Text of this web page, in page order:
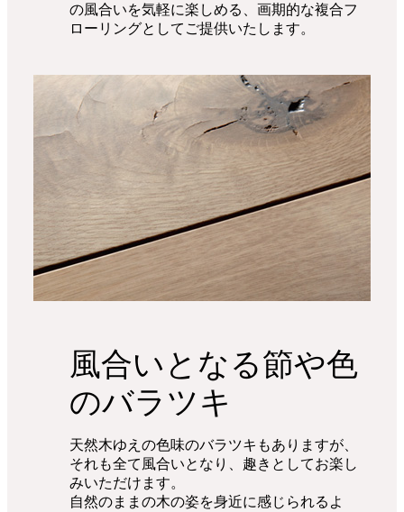
の風合いを気軽に楽しめる、画期的な複合フ
ローリングとしてご提供いたします。
風合いとなる節や色
のバラツキ
天然木ゆえの色味のバラツキもありますが、
それも全て風合いとなり、趣きとしてお楽し
みいただけます。
自然のままの木の姿を身近に感じられるよ